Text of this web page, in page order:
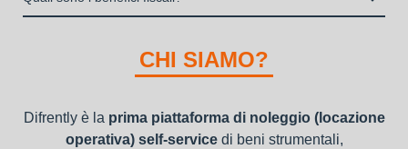
della richiesta da parte della stessa.
nel bilancio, poiché i canoni vengono considerati un servizio. I
canoni di noleggio sono deducibili ai fini IRES e IRAP
CHI SIAMO?
Difrently è la prima piattaforma di noleggio (locazione
operativa) self-servicedi beni strumentali,